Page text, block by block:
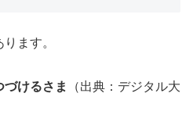
ます。
づけるさま
（出典：デジタル大